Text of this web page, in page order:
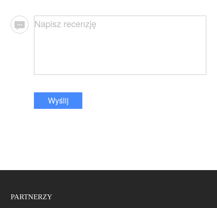
Wyślij
PARTNERZY